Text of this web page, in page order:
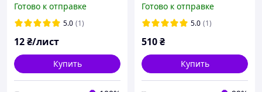
Готово к отправке
5.0 (1)
12₴/лист
Купить
Готово к отправке
5.0 (1)
510₴
Купить